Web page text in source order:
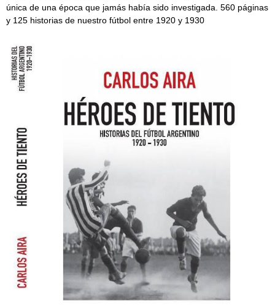
única de una época que jamás había sido investigada. 560 páginas
y 125 historias de nuestro fútbol entre 1920 y 1930